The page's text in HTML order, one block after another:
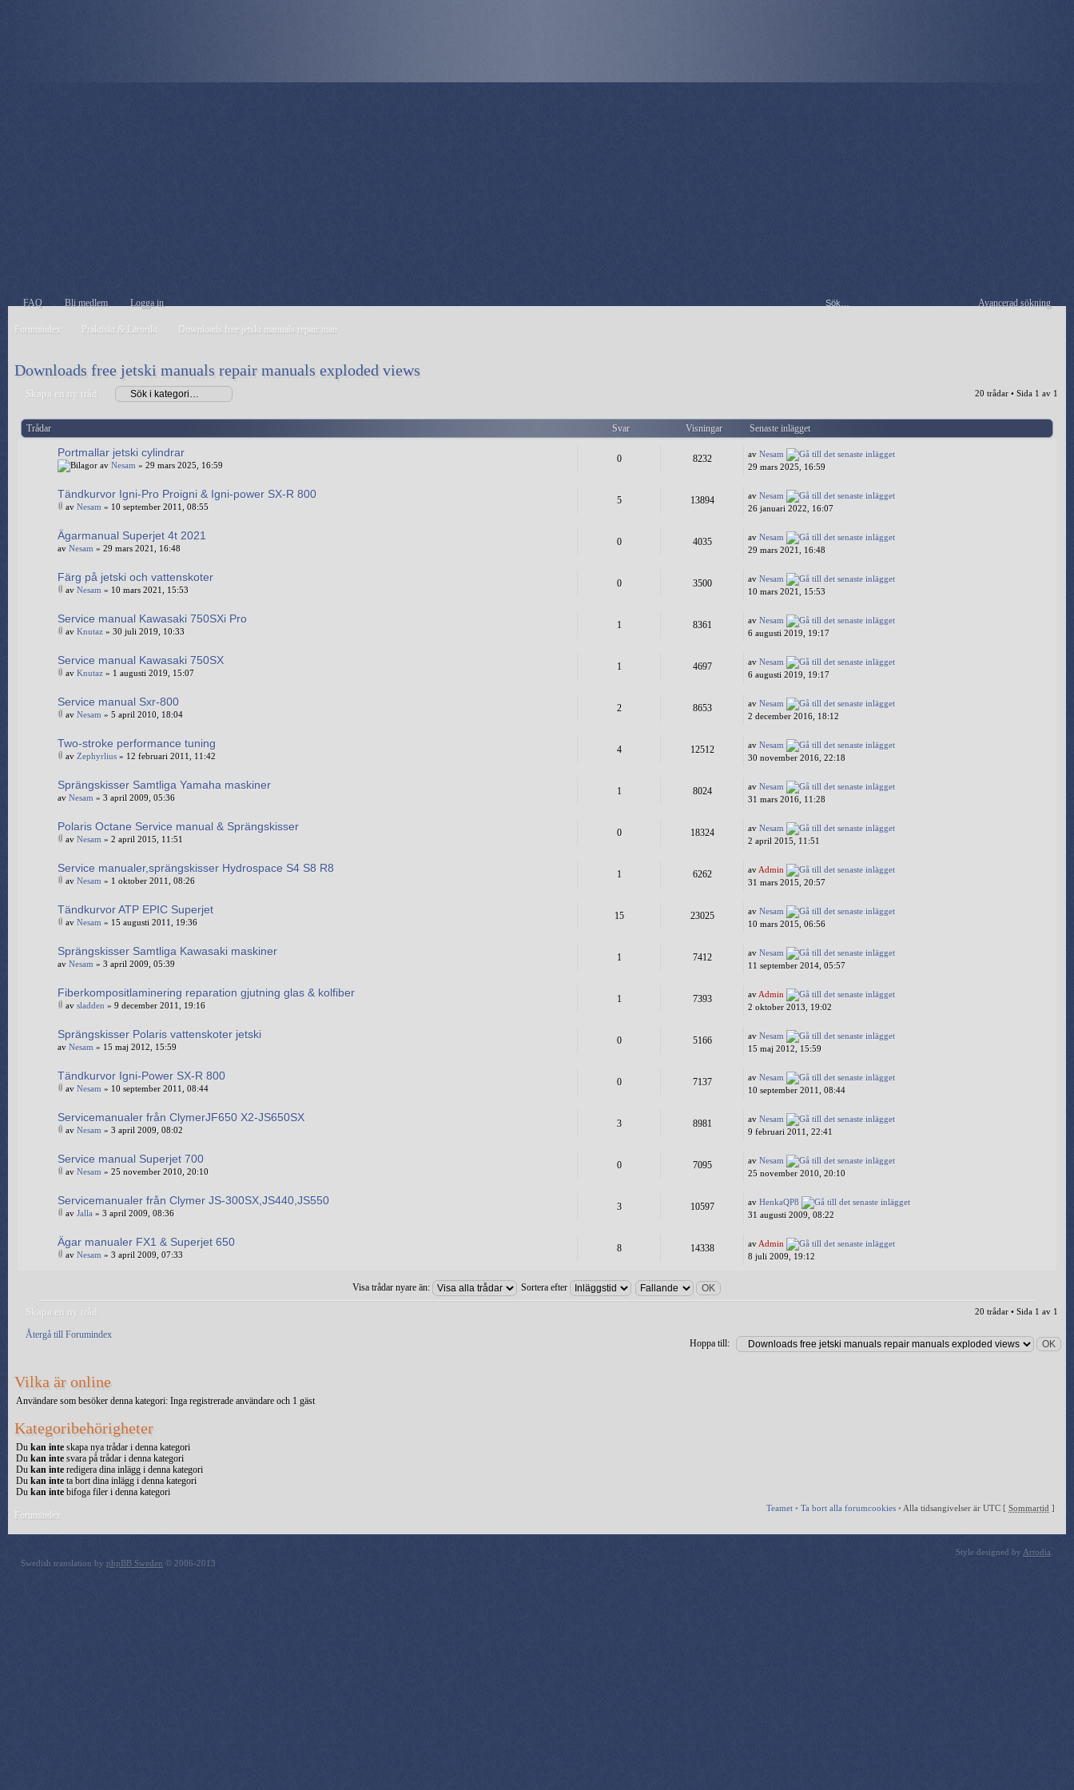
FAQ Bli medlem Logga in Avancerad sökning
Forumindex Praktiskt & Lärorikt Downloads free jetski manuals repair manuals exploded views
Downloads free jetski manuals repair manuals exploded views
Skapa en ny tråd 20 trådar • Sida 1 av 1
Trådar Svar Visningar Senaste inlägget
Portmallar jetski cylindrar
av Nesam » 29 mars 2025, 16:59
0 8232 avNesam
29 mars 2025, 16:59
Tändkurvor Igni-Pro Proigni & Igni-power SX-R 800
av Nesam » 10 september 2011, 08:55
5 13894 avNesam
26 januari 2022, 16:07
Ägarmanual Superjet 4t 2021
av Nesam » 29 mars 2021, 16:48
0 4035 avNesam
29 mars 2021, 16:48
Färg på jetski och vattenskoter
av Nesam » 10 mars 2021, 15:53
0 3500 avNesam
10 mars 2021, 15:53
Service manual Kawasaki 750SXi Pro
av Knutaz » 30 juli 2019, 10:33
1 8361 avNesam
6 augusti 2019, 19:17
Service manual Kawasaki 750SX
av Knutaz » 1 augusti 2019, 15:07
1 4697 avNesam
6 augusti 2019, 19:17
Service manual Sxr-800
av Nesam » 5 april 2010, 18:04
2 8653 avNesam
2 december 2016, 18:12
Two-stroke performance tuning
av Zephyrlius » 12 februari 2011, 11:42
4 12512 avNesam
30 november 2016, 22:18
Sprängskisser Samtliga Yamaha maskiner
av Nesam » 3 april 2009, 05:36
1 8024 avNesam
31 mars 2016, 11:28
Polaris Octane Service manual & Sprängskisser
av Nesam » 2 april 2015, 11:51
0 18324 avNesam
2 april 2015, 11:51
Service manualer,sprängskisser Hydrospace S4 S8 R8
av Nesam » 1 oktober 2011, 08:26
1 6262 av Admin
31 mars 2015, 20:57
Tändkurvor ATP EPIC Superjet
av Nesam » 15 augusti 2011, 19:36
15 23025 avNesam
10 mars 2015, 06:56
Sprängskisser Samtliga Kawasaki maskiner
av Nesam » 3 april 2009, 05:39
1 7412 avNesam
11 september 2014, 05:57
Fiberkompositlaminering reparation gjutning glas & kolfiber
av sladden » 9 december 2011, 19:16
1 7393 av Admin
2 oktober 2013, 19:02
Sprängskisser Polaris vattenskoter jetski
av Nesam » 15 maj 2012, 15:59
0 5166 avNesam
15 maj 2012, 15:59
Tändkurvor Igni-Power SX-R 800
av Nesam » 10 september 2011, 08:44
0 7137 avNesam
10 september 2011, 08:44
Servicemanualer från ClymerJF650 X2-JS650SX
av Nesam » 3 april 2009, 08:02
3 8981 avNesam
9 februari 2011, 22:41
Service manual Superjet 700
av Nesam » 25 november 2010, 20:10
0 7095 avNesam
25 november 2010, 20:10
Servicemanualer från Clymer JS-300SX,JS440,JS550
av Jalla » 3 april 2009, 08:36
3 10597 avHenkaQP8
31 augusti 2009, 08:22
Ägar manualer FX1 & Superjet 650
av Nesam » 3 april 2009, 07:33
8 14338 av Admin
8 juli 2009, 19:12
Visa trådar nyare än: Sortera efter
Skapa en ny tråd 20 trådar • Sida 1 av 1
Återgå till Forumindex
Hoppa till:
Vilka är online
Användare som besöker denna kategori: Inga registrerade användare och 1 gäst
Kategoribehörigheter
Du kan inte skapa nya trådar i denna kategori
Du kan inte svara på trådar i denna kategori
Du kan inte redigera dina inlägg i denna kategori
Du kan inte ta bort dina inlägg i denna kategori
Du kan inte bifoga filer i denna kategori
Teamet • Ta bort alla forumcookies • Alla tidsangivelser är UTC [ Sommartid ]
Forumindex
Swedish translation by phpBB Sweden © 2006-2013
Style designed by Artodia